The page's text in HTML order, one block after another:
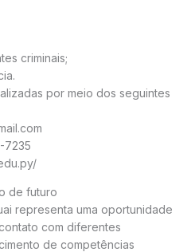
criminais;
por meio dos seguintes
7235
de futuro
representa uma oportunidade
com diferentes
de competências